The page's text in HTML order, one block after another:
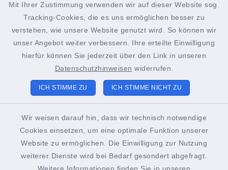
Mit Ihrer Zustimmung verwenden wir auf dieser Website sog.
Tracking-Cookies, die es uns ermöglichen besser zu
verstehen, wie unsere Website genutzt wird. So können wir
unser Angebot weiter verbessern. Ihre erteilte Einwilligung
hierfür können Sie jederzeit über den Link in unseren
Datenschutzhinweisen widerrufen.
ICH STIMME ZU ICH STIMME NICHT ZU
Wir weisen darauf hin, dass wir technisch notwendige
Cookies einsetzen, um eine optimale Funktion unserer
Website zu ermöglichen. Die Einwilligung zur Nutzung
weiterer Dienste wird bei Bedarf gesondert abgefragt.
facebook
instagram
Kontakt
Barrierefreiheit
Datenschutz
Impressum